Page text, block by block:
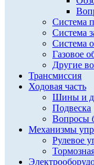
Система
Система
Система
Газовое
Другие
Трансмиссия
Ходовая часть
Шины и
Подвеска
Вопросы
Механизмы
Рулевое